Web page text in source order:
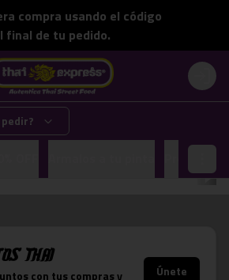
compra usando el código
final de tu pedido.
Login
Thai
con tus compras y
Únete